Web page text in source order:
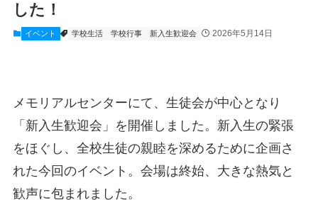
した！
イベント 学校生活 学校行事 新入生歓迎会 2026年5月14日
メモリアルセンターにて、生徒会が中心となり
「新入生歓迎会」を開催しました。新入生の緊張
をほぐし、全校生徒の親睦を深めるために企画さ
れた今回のイベント。会場は終始、大きな熱気と
歓声に包まれました。